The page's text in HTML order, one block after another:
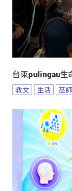
台東pulingau生
教文 生活 巫師